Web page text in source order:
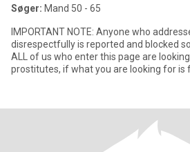
Søger: Mand 50 - 65
IMPORTANT NOTE: Anyone who
disrespectfully is reported and blocked
ALL of us who enter this page are
prostitutes, if what you are looking for is